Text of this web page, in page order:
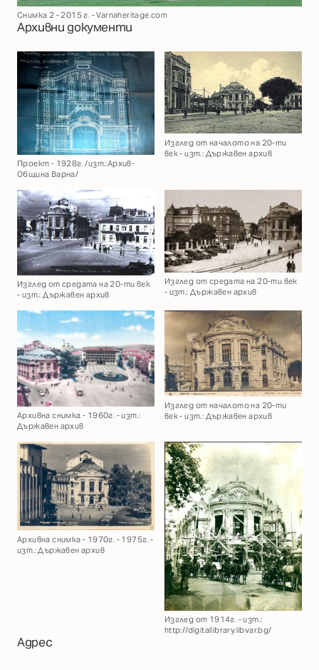
Снимка 2 - 2015 г. - Varnaheritage.com
Архивни документи
Проект - 1928г. /изт.:Архив-
Община Варна/
Изглед от началото на 20-ти
век - изт.: Държавен архив
Изглед от средата на 20-ти век
- изт.: Държавен архив
Изглед от средата на 20-ти век
- изт.: Държавен архив
Архивна снимка - 1960г. - изт.:
Държавен архив
Изглед от началото на 20-ти
век - изт.: Държавен архив
Архивна снимка - 1970г. - 1975г. -
изт.: Държавен архив
Изглед от 1914г. - изт.:
http://digitallibrary.libvar.bg/
Адрес